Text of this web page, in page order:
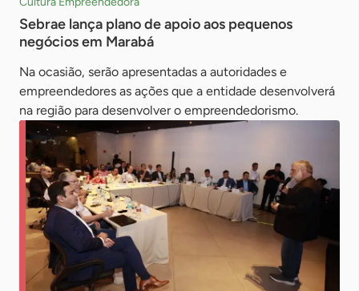
Sebrae lança plano de apoio aos pequenos
negócios em Marabá
Na ocasião, serão apresentadas a autoridades e
empreendedores as ações que a entidade desenvolverá
na região para desenvolver o empreendedorismo.